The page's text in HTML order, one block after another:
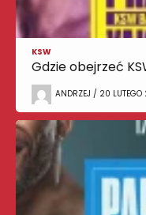
KSW
Gdzie obejrzeć
ANDRZEJ / 20